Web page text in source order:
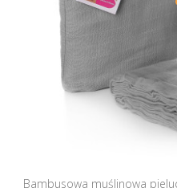
Bambusowa muślinowa